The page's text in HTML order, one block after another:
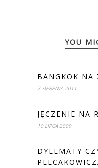
YOU
BANGKOK NA
7 SIERPNIA 2011
JĘCZENIE NA
10 LIPCA 2009
DYLEMATY